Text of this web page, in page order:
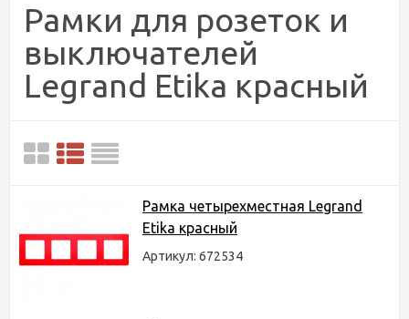
Рамки для розеток и
выключателей
Legrand Etika красный
Рамка четырехместная Legrand
Etika красный
Артикул: 672534